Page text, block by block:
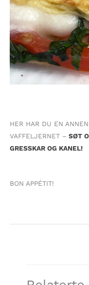
HER HAR DU EN
VAFFELJERNET – SØT
GRESSKAR OG KANEL!
BON APPÉTIT!